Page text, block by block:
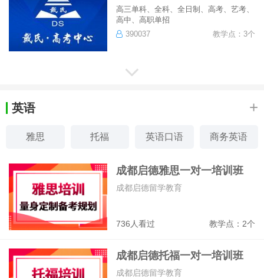
高三单科、全科、全日制、高考、艺考、
高中、高职单招
390037
教学点：3个
成都汇智动力IT培训学校
德语、法语、西语、意语、韩语、日语
9394
高考复读、高中借读、艺术生文化课冲刺
辅导
英语 +
雅思 托福 英语口语 商务英语
少儿英语 新概念英语 外教口语 英语口译
成都启德雅思一对一培训班
736人看过 教学点：2个
成都启德留学教育
成都启德托福一对一培训班
成都启德留学教育